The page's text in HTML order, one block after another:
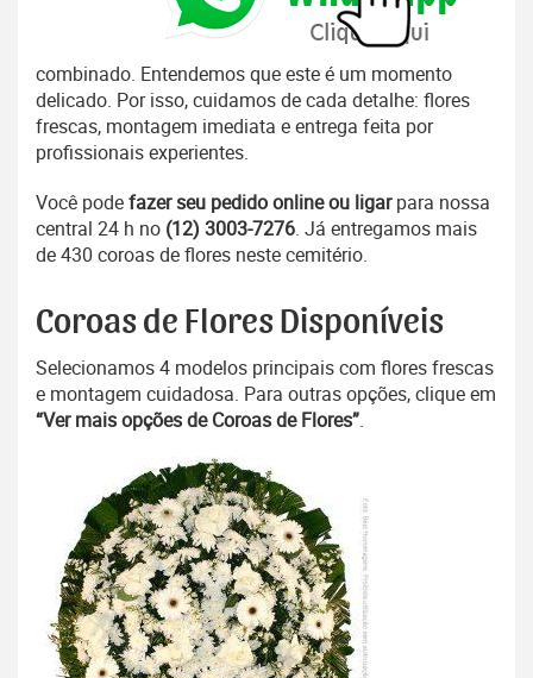
combinado. Entendemos que este é um momento
delicado. Por isso, cuidamos de cada detalhe: flores
frescas, montagem imediata e entrega feita por
profissionais experientes.
Você podefazer seu pedido online ou ligarpara nossa
central 24 h no (12) 3003-7276. Já entregamos mais
de 430 coroas de flores neste cemitério.
Coroas de Flores Disponíveis
Selecionamos 4 modelos principais com flores frescas
e montagem cuidadosa. Para outras opções, clique em
“Ver mais opções de Coroas de Flores”.